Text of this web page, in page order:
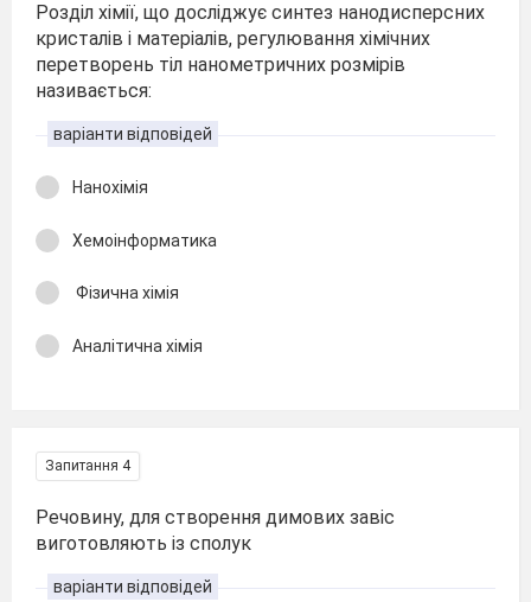
Розділ хімії, що досліджує синтез нанодисперсних
кристалів і матеріалів, регулювання хімічних
перетворень тіл нанометричних розмірів
називається:
варіанти відповідей
Нанохімія
Хемоінформатика
Фізична хімія
Аналітична хімія
Запитання 4
Речовину, для створення димових завіс
виготовляють із сполук
варіанти відповідей